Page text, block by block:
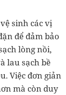
sinh các vị
để đảm bảo
lòng nồi,
lau sạch bề
Việc đơn giản
mà còn duy